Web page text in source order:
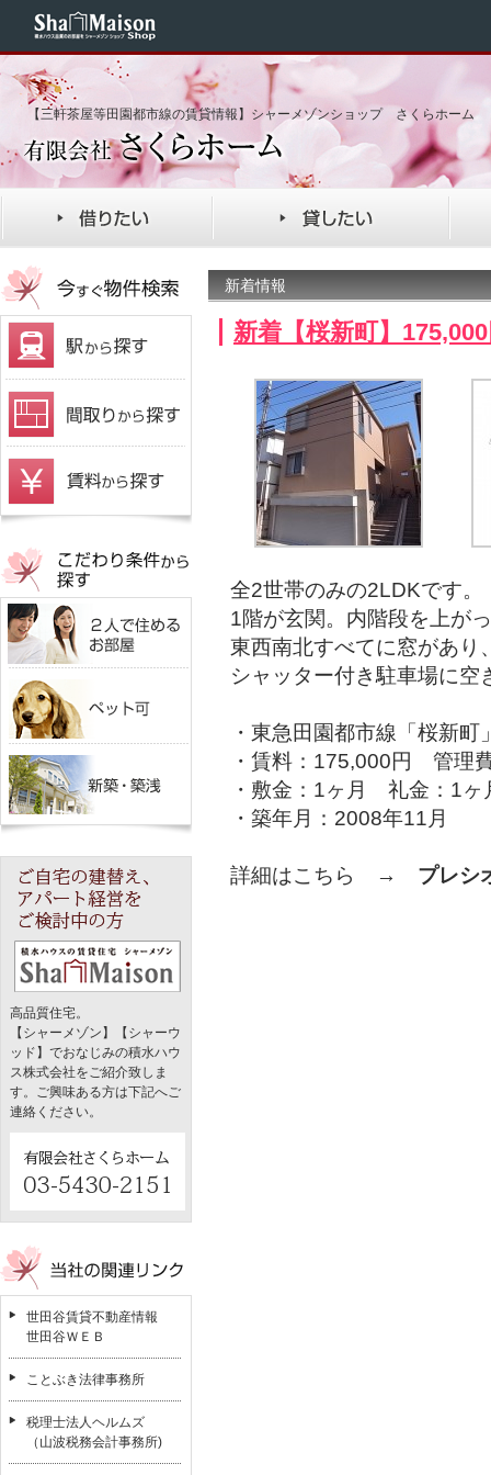
【三軒茶屋等田園都市線の賃貸情報】シャーメゾンショップ さくらホーム
高品質住宅。
【シャーメゾン】【シャーウ
ッド】でおなじみの積水ハウ
ス株式会社をご紹介致しま
す。ご興味ある方は下記へご
連絡ください。
世田谷賃貸不動産情報
世田谷ＷＥＢ
ことぶき法律事務所
税理士法人ヘルムズ
（山波税務会計事務所)
新着情報
新着【桜新町】
全2世帯のみの2LDKです。
1階が玄関。内階段を上が
東西南北すべてに窓があり
シャッター付き駐車場に空
・東急田園都市線「桜新
・賃料：175,000円 管理
・敷金：1ヶ月 礼金：1ヶ
・築年月：2008年11月
詳細はこちら → プレシ